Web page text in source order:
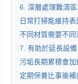
6. 深層處理難清
日常打掃能維持
不同材質需要不同
7. 有助於延長設
污垢長期累積會加
定期保養比事後補